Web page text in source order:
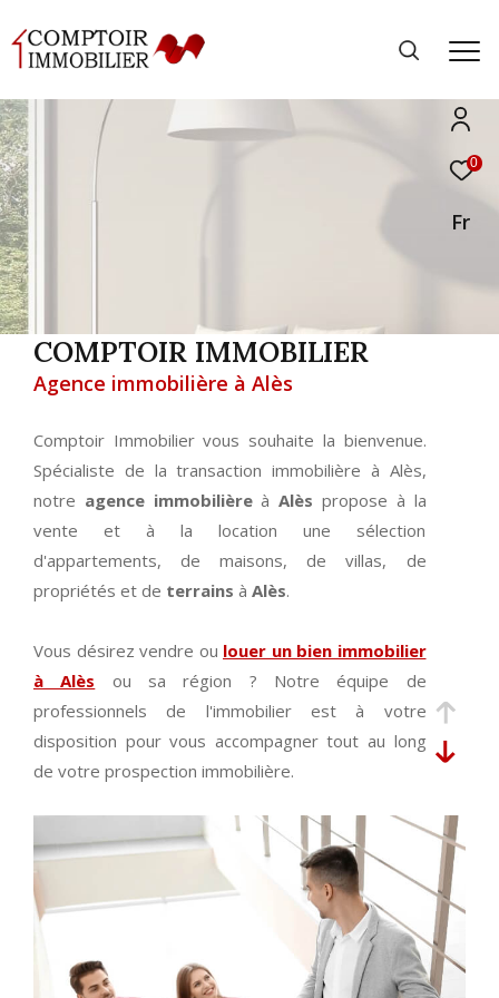
0
Fr
COMPTOIR IMMOBILIER
Agence immobilière à Alès
Comptoir Immobilier vous souhaite la bienvenue.
Spécialiste de la transaction immobilière à Alès,
notre agence immobilièreàAlès propose à la
vente et à la location une sélection
d'appartements, de maisons, de villas, de
propriétés et de terrains à Alès.
Vous désirez vendre ou louer un bien immobilier
à Alès ou sa région ? Notre équipe de
professionnels de l'immobilier est à votre
disposition pour vous accompagner tout au long
de votre prospection immobilière.
Découvrez en ligne ou dans notre agence
immobilière à Alès nos exclusivités et nos coups
de cœur du moment. Vous trouverez de
nombreuses
annonces immobilières à Alèset
ses alentours pour tout type de transaction (achat,
vente, location) et pour tout type de bien